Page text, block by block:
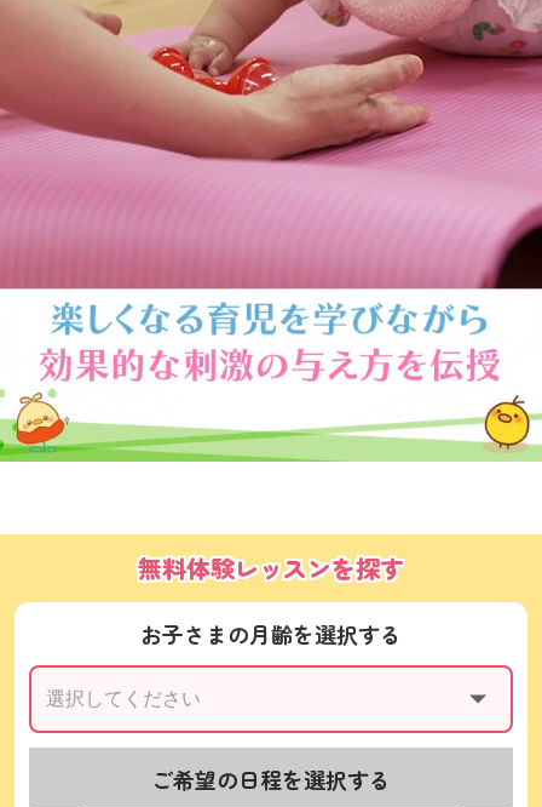
無料体験レッスンを探す
お子さまの月齢を選択する
ご希望の日程を選択する